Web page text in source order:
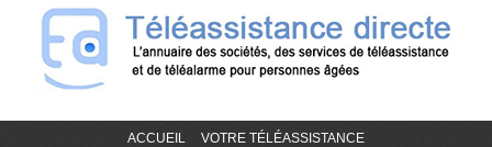
ACCUEIL VOTRE TÉLÉASSISTANCE